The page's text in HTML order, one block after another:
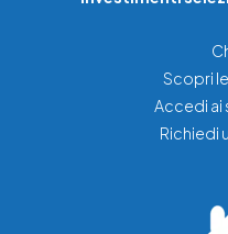
Scopri
Accedi ai
Richiedi